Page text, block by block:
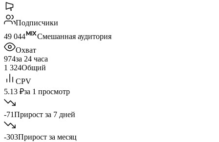
Подписчики
49 044
Смешанная аудитория
Охват
974за 24 часа
1 324Общий
CPV
5.13 ₽за 1 просмотр
-71Прирост за 7 дней
-303Прирост за месяц